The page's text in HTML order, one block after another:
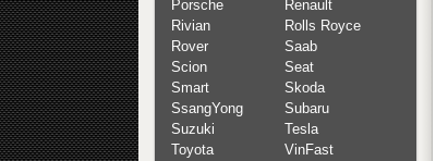
Porsche
Renault
Rivian
Rolls Royce
Rover
Saab
Scion
Seat
Smart
Skoda
SsangYong
Subaru
Suzuki
Tesla
Toyota
VinFast